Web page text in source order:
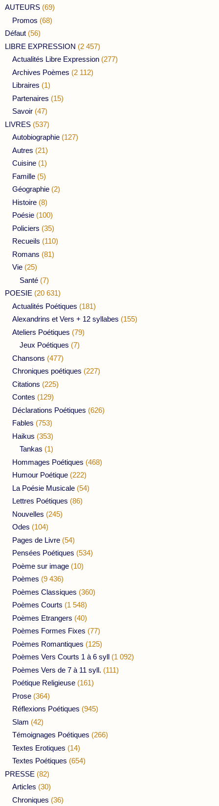
AUTEURS (69)
Promos (68)
Défaut (56)
LIBRE EXPRESSION (2 457)
Actualités Libre Expression (277)
Archives Poèmes (2 112)
Libraires (1)
Partenaires (15)
Savoir (47)
LIVRES (537)
Autobiographie (127)
Autres (21)
Cuisine (1)
Famille (5)
Géographie (2)
Histoire (8)
Poésie (100)
Policiers (35)
Recueils (110)
Romans (81)
Vie (25)
Santé (7)
POESIE (20 631)
Actualités Poétiques (181)
Alexandrins et Vers + 12 syllabes (155)
Ateliers Poétiques (79)
Jeux Poétiques (7)
Chansons (477)
Chroniques poétiques (227)
Citations (225)
Contes (129)
Déclarations Poétiques (626)
Fables (753)
Haikus (353)
Tankas (1)
Hommages Poétiques (468)
Humour Poétique (222)
La Poésie Musicale (54)
Lettres Poétiques (86)
Nouvelles (245)
Odes (104)
Pages de Livre (54)
Pensées Poétiques (534)
Poème sur image (10)
Poèmes (9 436)
Poèmes Classiques (360)
Poèmes Courts (1 548)
Poèmes Etrangers (40)
Poèmes Formes Fixes (77)
Poèmes Romantiques (125)
Poèmes Vers Courts 1 à 6 syll (1 092)
Poèmes Vers de 7 à 11 syll. (111)
Poétique Religieuse (161)
Prose (364)
Réflexions Poétiques (945)
Slam (42)
Témoignages Poétiques (266)
Textes Erotiques (14)
Textes Poétiques (654)
PRESSE (82)
Articles (30)
Chroniques (36)